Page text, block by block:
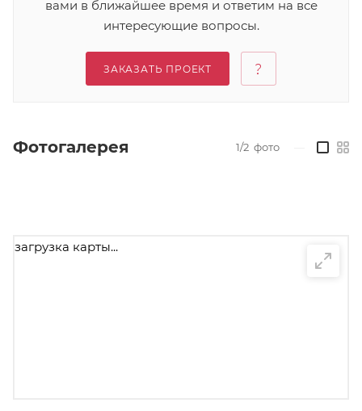
вами в ближайшее время и ответим на все
интересующие вопросы.
ЗАКАЗАТЬ ПРОЕКТ
Фотогалерея 1/2 фото
загрузка карты...